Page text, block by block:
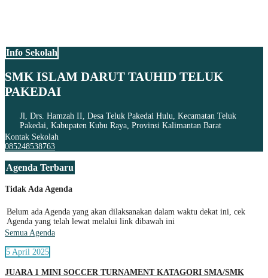
Info Sekolah
SMK ISLAM DARUT TAUHID TELUK
PAKEDAI
Jl, Drs. Hamzah II, Desa Teluk Pakedai Hulu, Kecamatan Teluk
Pakedai, Kabupaten Kubu Raya, Provinsi Kalimantan Barat
Kontak Sekolah
085248538763
Agenda Terbaru
Tidak Ada Agenda
Belum ada Agenda yang akan dilaksanakan dalam waktu dekat ini, cek
Agenda yang telah lewat melalui link dibawah ini
Semua Agenda
5 April 2025
JUARA 1 MINI SOCCER TURNAMENT KATAGORI SMA/SMK